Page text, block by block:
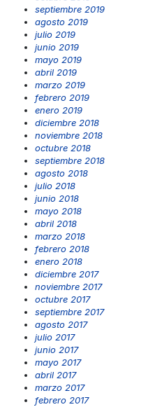
septiembre 2019
agosto 2019
julio 2019
junio 2019
mayo 2019
abril 2019
marzo 2019
febrero 2019
enero 2019
diciembre 2018
noviembre 2018
octubre 2018
septiembre 2018
agosto 2018
julio 2018
junio 2018
mayo 2018
abril 2018
marzo 2018
febrero 2018
enero 2018
diciembre 2017
noviembre 2017
octubre 2017
septiembre 2017
agosto 2017
julio 2017
junio 2017
mayo 2017
abril 2017
marzo 2017
febrero 2017